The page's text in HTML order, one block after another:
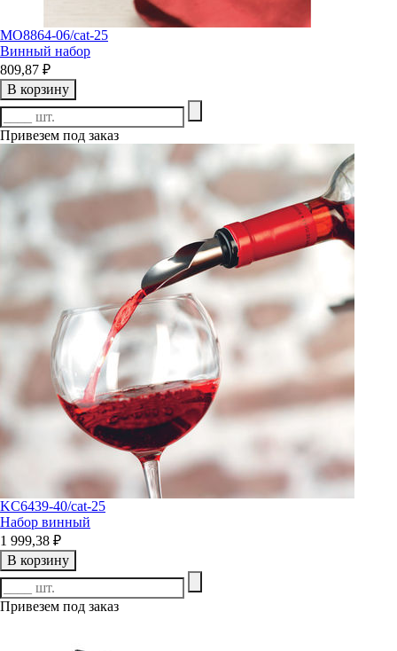
MO8864-06/cat-25
Винный набор
809,87 ₽
В корзину
Привезем под заказ
KC6439-40/cat-25
Набор винный
1 999,38 ₽
В корзину
Привезем под заказ